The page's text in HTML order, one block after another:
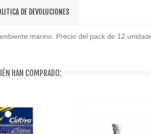
DE DEVOLUCIONES
marino. Precio del pack de 12
HAN COMPRADO: